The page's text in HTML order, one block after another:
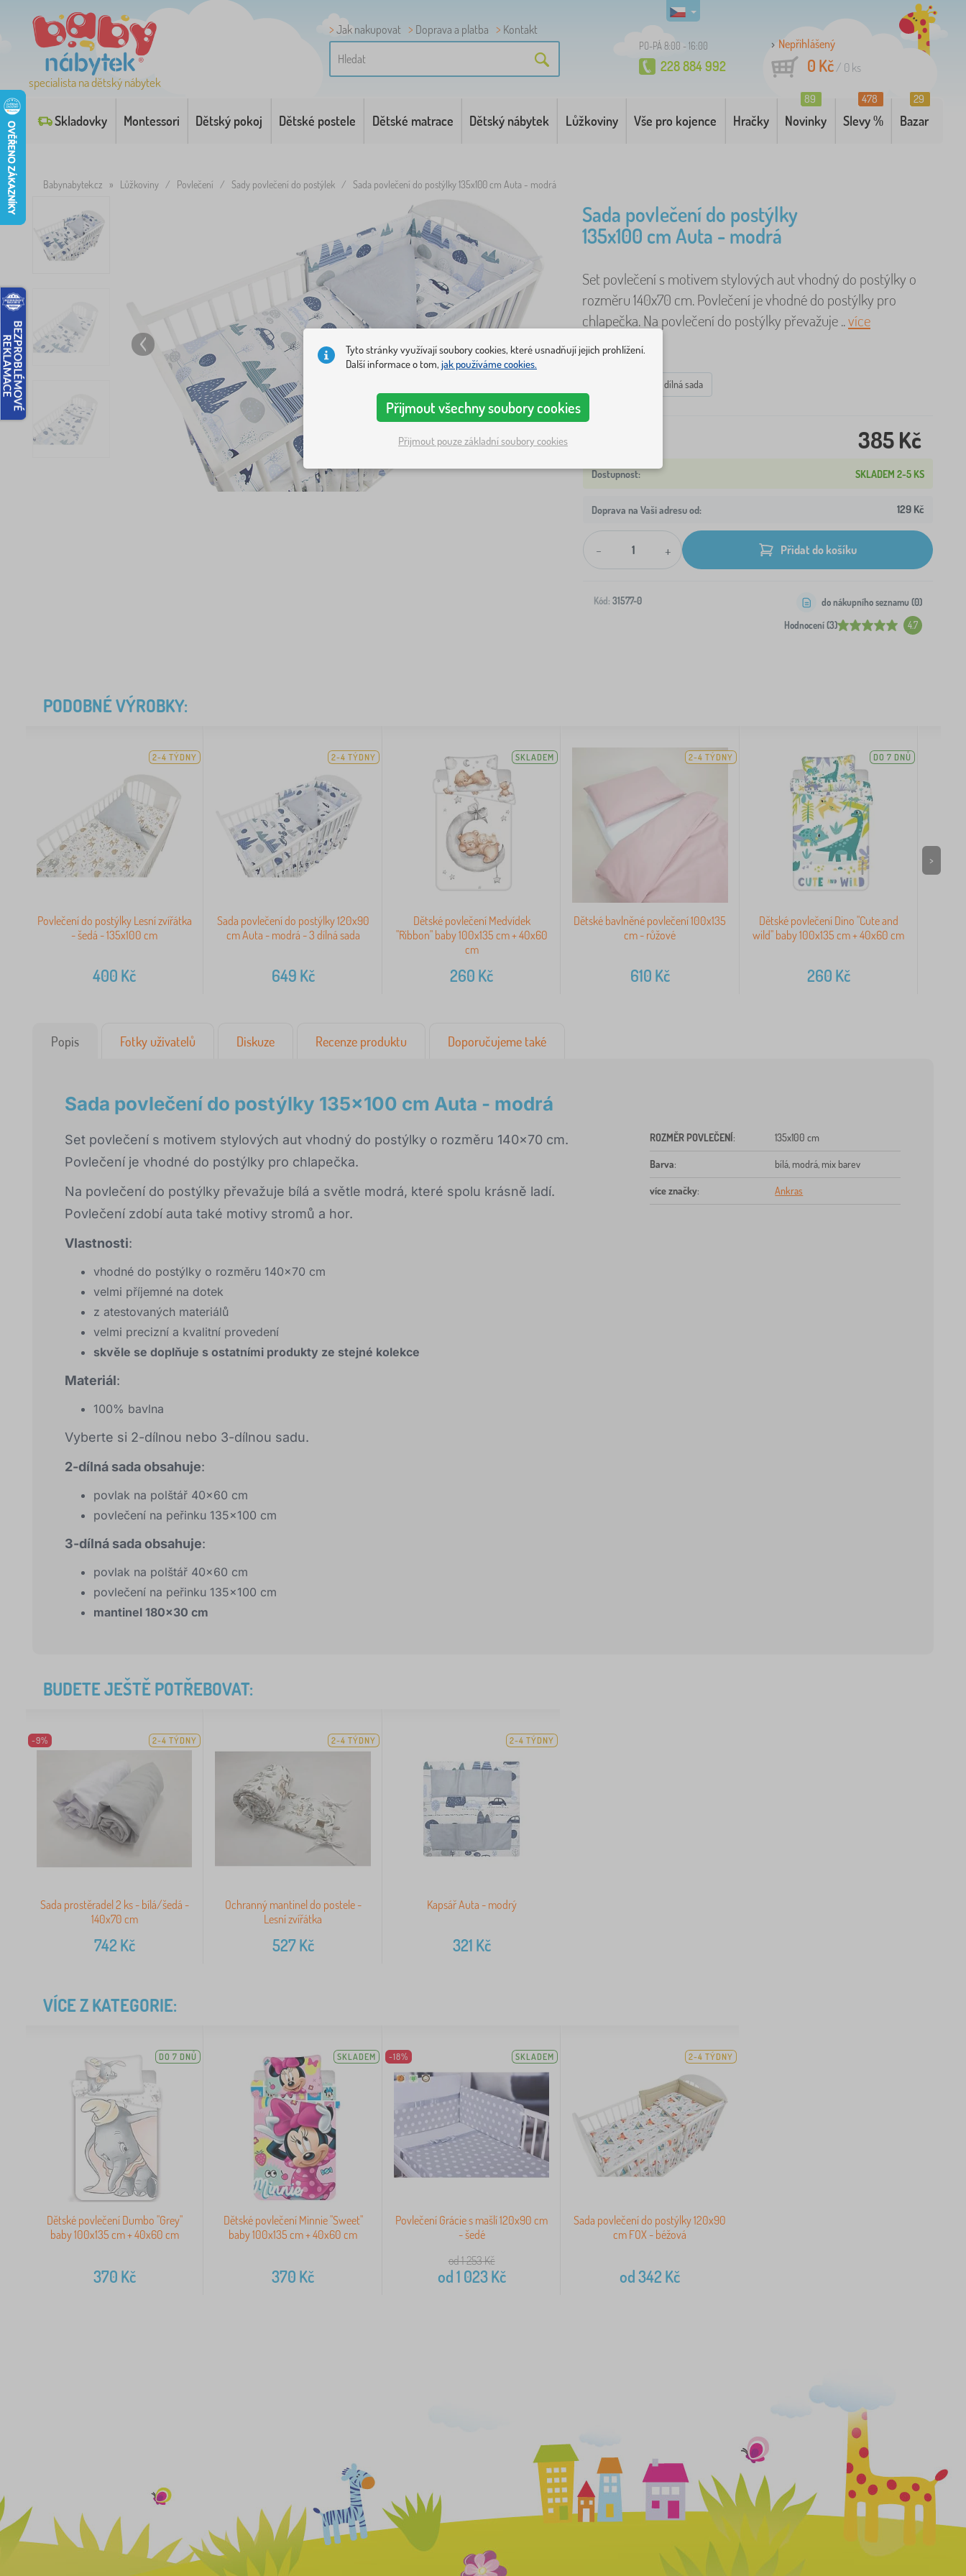
specialista na dětský nábytek
Jak nakupovat Doprava a platba Kontakt
PO-PÁ 8:00 - 16:00
228 884 992
Nepřihlášený
0 Kč/ 0 ks
Skladovky Montessori Dětský pokoj Dětské postele Dětské matrace Dětský nábytek Lůžkoviny Vše pro kojence Hračky Novinky
89
Slevy %
478
Bazar
29
Babynabytek.cz » Lůžkoviny / Povlečení / Sady povlečení do postýlek / Sada povlečení do postýlky 135x100 cm Auta - modrá
Sada povlečení do postýlky
135x100 cm Auta - modrá
Set povlečení s motivem stylových aut vhodný do postýlky o
rozměru 140x70 cm. Povlečení je vhodné do postýlky pro
chlapečka. Na povlečení do postýlky převažuje ..více
Varianty
3 dílná sada
385 Kč
SKLADEM 2-5 KS
Doprava na Vaši adresu od: 129 Kč
- + Přidat do košíku
Kód: 31577-0
Hodnocení (3) 4.7
do nákupního seznamu (0)
PODOBNÉ VÝROBKY:
2-4 TÝDNY
Povlečení do postýlky Lesní zvířátka
- šedá - 135x100 cm
400 Kč
2-4 TÝDNY
Sada povlečení do postýlky 120x90
cm Auta - modrá - 3 dílná sada
649 Kč
SKLADEM
Dětské povlečení Medvídek
"Ribbon" baby 100x135 cm + 40x60
cm
260 Kč
2-4 TÝDNY
Dětské bavlněné povlečení 100x135
cm - růžové
610 Kč
DO 7 DNŮ
Dětské povlečení Dino "Cute and
wild" baby 100x135 cm + 40x60 cm
260 Kč
>
Popis Fotky uživatelů Diskuze Recenze produktu Doporučujeme také
Sada povlečení do postýlky 135x100 cm Auta - modrá
Set povlečení s motivem stylových aut vhodný do postýlky o rozměru 140x70 cm.
Povlečení je vhodné do postýlky pro chlapečka.
Na povlečení do postýlky převažuje bílá a světle modrá, které spolu krásně ladí.
Povlečení zdobí auta také motivy stromů a hor.
Vlastnosti:
vhodné do postýlky o rozměru 140x70 cm
velmi příjemné na dotek
z atestovaných materiálů
velmi precizní a kvalitní provedení
skvěle se doplňuje s ostatními produkty ze stejné kolekce
Materiál:
100% bavlna
Vyberte si 2-dílnou nebo 3-dílnou sadu.
2-dílná sada obsahuje:
povlak na polštář 40x60 cm
povlečení na peřinku 135x100 cm
3-dílná sada obsahuje:
povlak na polštář 40x60 cm
povlečení na peřinku 135x100 cm
mantinel 180x30 cm
ROZMĚR POVLEČENÍ: 135x100 cm
Barva: bílá, modrá, mix barev
více značky: Ankras
BUDETE JEŠTĚ POTŘEBOVAT:
-9% 2-4 TÝDNY
Sada prostěradel 2 ks - bílá/šedá -
140x70 cm
742 Kč
2-4 TÝDNY
Ochranný mantinel do postele -
Lesní zvířátka
527Kč
2-4 TÝDNY
Kapsář Auta - modrý
321 Kč
VÍCE Z KATEGORIE:
DO 7 DNŮ
Dětské povlečení Dumbo "Grey"
baby 100x135 cm + 40x60 cm
370 Kč
SKLADEM
Dětské povlečení Minnie "Sweet"
baby 100x135 cm + 40x60 cm
370 Kč
-18% SKLADEM
Povlečení Grácie s mašlí 120x90 cm
- šedé
od 1 253Kč
od1 023Kč
2-4 TÝDNY
Sada povlečení do postýlky 120x90
cm FOX - béžová
od342 Kč
Tyto stránky využívají soubory cookies, které usnadňují jejich prohlížení.
Další informace o tom, jak používáme cookies.
Přijmout všechny soubory cookies
Přijmout pouze základní soubory cookies